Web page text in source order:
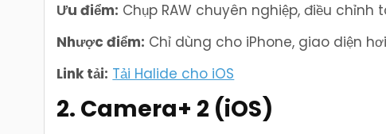
Ưu điểm: Chụp RAW chuyên nghiệp, điều
Nhược điểm: Chỉ dùng cho iPhone, giao diện
Link tải: Tải Halide cho iOS
2. Camera+ 2 (iOS)